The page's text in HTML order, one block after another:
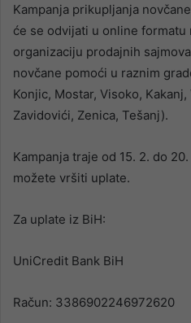
Kampanja prikupljanja
će se odvijati u online formatu
organizaciju prodajnih
novčane pomoći u raznim
Konjic, Mostar, Visoko,
Zavidovići, Zenica, Tešanj).
Kampanja traje od 15. 2. do
možete vršiti uplate.
Za uplate iz BiH:
UniCredit Bank BiH
Račun: 3386902246972620